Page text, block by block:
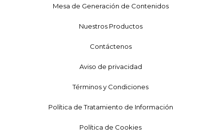
Mesa de Generación de Contenidos
Nuestros Productos
Contáctenos
Aviso de privacidad
Términos y Condiciones
Política de Tratamiento de Información
Política de Cookies